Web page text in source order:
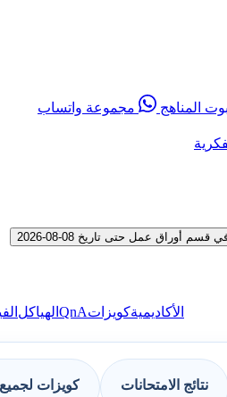
بوت المناهج
مجموعة واتساب
عمل حتى تاريخ 08-08-2026
الأكاديميةكويزاتQnA الهياكل
نتائج الامتحانات كويزات